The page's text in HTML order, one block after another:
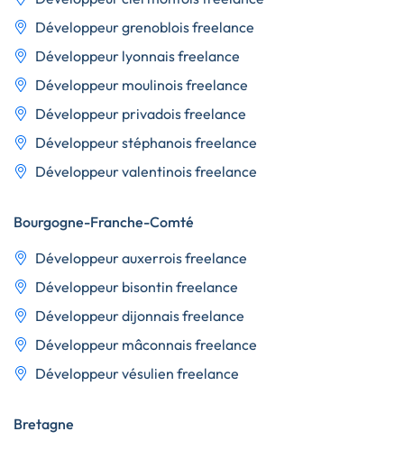
Développeur grenoblois freelance
Développeur lyonnais freelance
Développeur moulinois freelance
Développeur privadois freelance
Développeur stéphanois freelance
Développeur valentinois freelance
Bourgogne-Franche-Comté
Développeur auxerrois freelance
Développeur bisontin freelance
Développeur dijonnais freelance
Développeur mâconnais freelance
Développeur vésulien freelance
Bretagne